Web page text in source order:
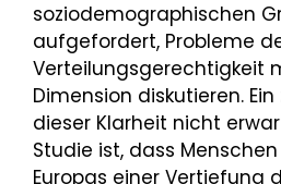
soziodemographischen
aufgefordert, Probleme
Verteilungsgerechtigkeit
Dimension diskutieren.
dieser Klarheit nicht
Studie ist, dass
Europas einer Vertiefung